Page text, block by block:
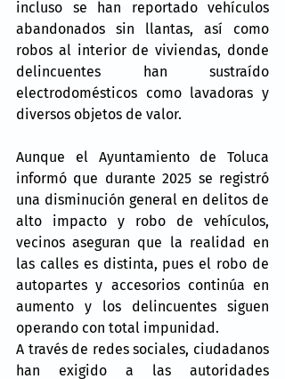
incluso se han reportado vehículos
abandonados sin llantas, así como
robos al interior de viviendas, donde
delincuentes han sustraído
electrodomésticos como lavadoras y
diversos objetos de valor.
Aunque el Ayuntamiento de Toluca
informó que durante 2025 se registró
una disminución general en delitos de
alto impacto y robo de vehículos,
vecinos aseguran que la realidad en
las calles es distinta, pues el robo de
autopartes y accesorios continúa en
aumento y los delincuentes siguen
operando con total impunidad.
A través de redes sociales, ciudadanos
han exigido a las autoridades